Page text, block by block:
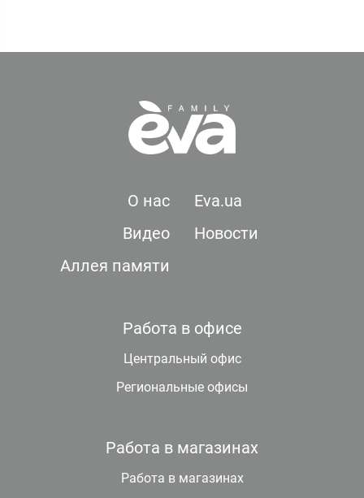
О нас
Eva.ua
Видео
Новости
Аллея памяти
Работа в офисе
Центральный офис
Региональные офисы
Работа в магазинах
Работа в магазинах